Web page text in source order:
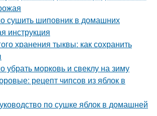
сушить шиповник в домашних
инструкция
хранения тыквы: как сохранить
убрать морковь и свеклу на зиму
рецепт чипсов из яблок в
по сушке яблок в домашней